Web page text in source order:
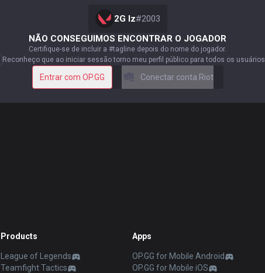
2G lz#2003
NÃO CONSEGUIMOS ENCONTRAR O JOGADOR
Certifique-se de incluir a #tagline depois do nome do jogador.
Reconheço que ao iniciar sessão torno meu perfil público para todos os usuários
Entrar com OP.GG Conectar conta Riot
Products
League of Legends
Teamfight Tactics
Apps
OP.GG for Mobile Android
OP.GG for Mobile iOS